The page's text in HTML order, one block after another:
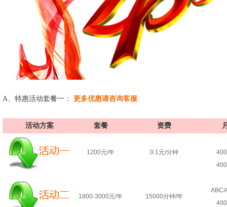
A、特惠活动套餐一： 更多优惠请咨询客服
活动方案 套餐 资费
1200元/年 0.1元/分钟
1800-3000元/年 15000分钟/年
ABC/